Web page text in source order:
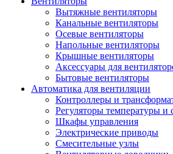
Вытяжные вентиляторы
Канальные вентиляторы
Осевые вентиляторы
Напольные вентиляторы
Крышные вентиляторы
Аксессуары для
Бытовые вентиляторы
Автоматика для вентиляции
Контроллеры и
Регуляторы температуры и
Шкафы управления
Электрические приводы
Смесительные узлы